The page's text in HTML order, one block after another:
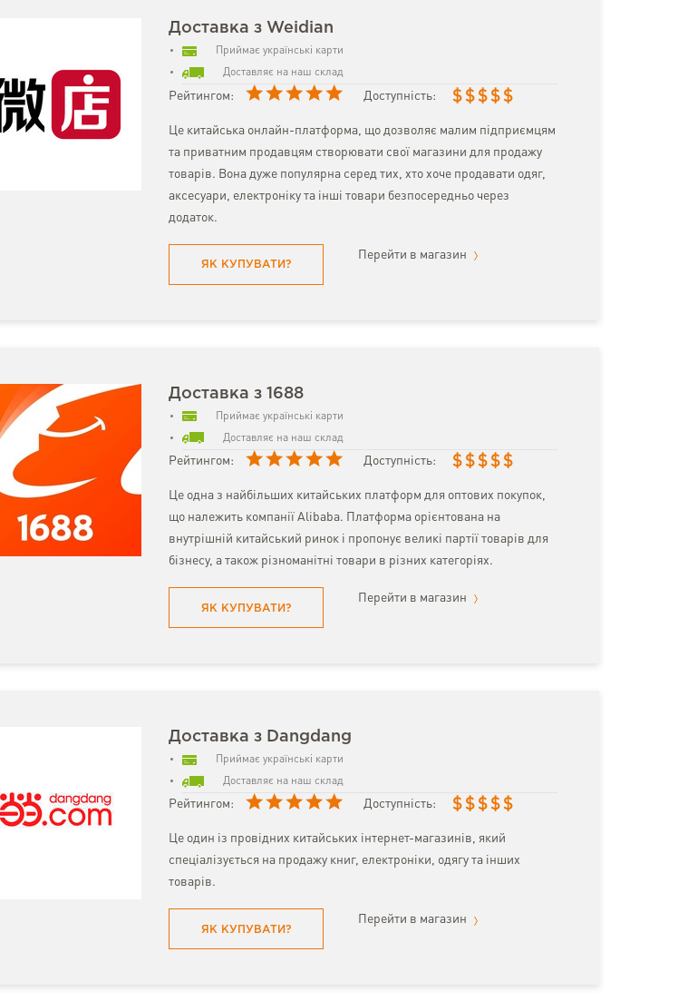
Доставка з Weidian
Приймає українські карти
Доставляє на наш склад
Рейтингом: Доступність: $ $ $ $ $
Це китайська онлайн-платформа, що дозволяє малим підприємцям
та приватним продавцям створювати свої магазини для продажу
товарів. Вона дуже популярна серед тих, хто хоче продавати одяг,
аксесуари, електроніку та інші товари безпосередньо через
додаток.
ЯК КУПУВАТИ?
Перейти в магазин
Доставка з 1688
Приймає українські карти
Доставляє на наш склад
Рейтингом: Доступність: $ $ $ $ $
Це одна з найбільших китайських платформ для оптових покупок,
що належить компанії Alibaba. Платформа орієнтована на
внутрішній китайський ринок і пропонує великі партії товарів для
бізнесу, а також різноманітні товари в різних категоріях.
ЯК КУПУВАТИ?
Перейти в магазин
Доставка з Dangdang
Приймає українські карти
Доставляє на наш склад
Рейтингом: Доступність: $ $ $ $ $
Це один із провідних китайських інтернет-магазинів, який
спеціалізується на продажу книг, електроніки, одягу та інших
товарів.
ЯК КУПУВАТИ?
Перейти в магазин